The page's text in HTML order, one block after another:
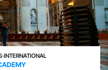
›INTERNATIONAL